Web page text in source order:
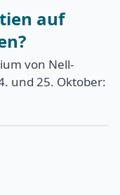
auf
von Nell-
und 25. Oktober: